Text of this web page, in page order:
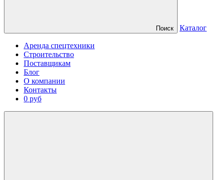
Поиск Каталог
Аренда спецтехники
Строительство
Поставщикам
Блог
О компании
Контакты
0 руб